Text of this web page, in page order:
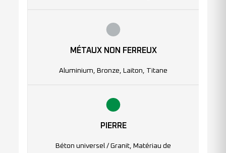
MÉTAUX NON FERREUX
Aluminium, Bronze, Laiton, Titane
PIERRE
Béton universel / Granit, Matériau de